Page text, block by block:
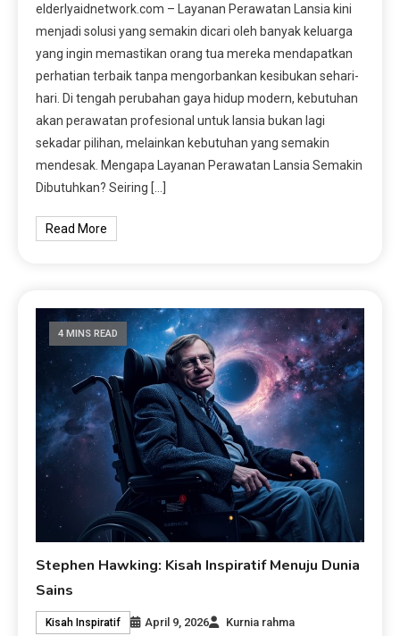
elderlyaidnetwork.com – Layanan Perawatan Lansia kini
menjadi solusi yang semakin dicari oleh banyak keluarga
yang ingin memastikan orang tua mereka mendapatkan
perhatian terbaik tanpa mengorbankan kesibukan sehari-
hari. Di tengah perubahan gaya hidup modern, kebutuhan
akan perawatan profesional untuk lansia bukan lagi
sekadar pilihan, melainkan kebutuhan yang semakin
mendesak. Mengapa Layanan Perawatan Lansia Semakin
Dibutuhkan? Seiring […]
Read More
4 MINS READ
Stephen Hawking: Kisah Inspiratif Menuju Dunia
Sains
Kisah Inspiratif April 9, 2026
Kurnia rahma